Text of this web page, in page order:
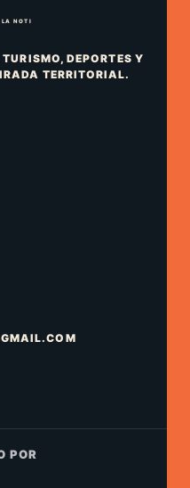
DEPORTES Y
TERRITORIAL.
POR